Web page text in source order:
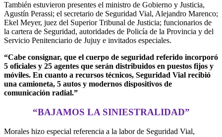
También estuvieron presentes el ministro de Gobierno y Justicia,
Agustín Perassi; el secretario de Seguridad Vial, Alejandro Marenco;
Ekel Meyer, juez del Superior Tribunal de Justicia; funcionarios de
la cartera de Seguridad, autoridades de Policía de la Provincia y del
Servicio Penitenciario de Jujuy e invitados especiales.
“Cabe consignar, que el cuerpo de seguridad referido incorporó
5 oficiales y 25 agentes que serán distribuidos en puestos fijos y
móviles. En cuanto a recursos técnicos, Seguridad Vial recibió
una camioneta, 5 autos y modernos dispositivos de
comunicación radial.”
“BAJAMOS LA SINIESTRALIDAD”
Morales hizo especial referencia a la labor de Seguridad Vial,